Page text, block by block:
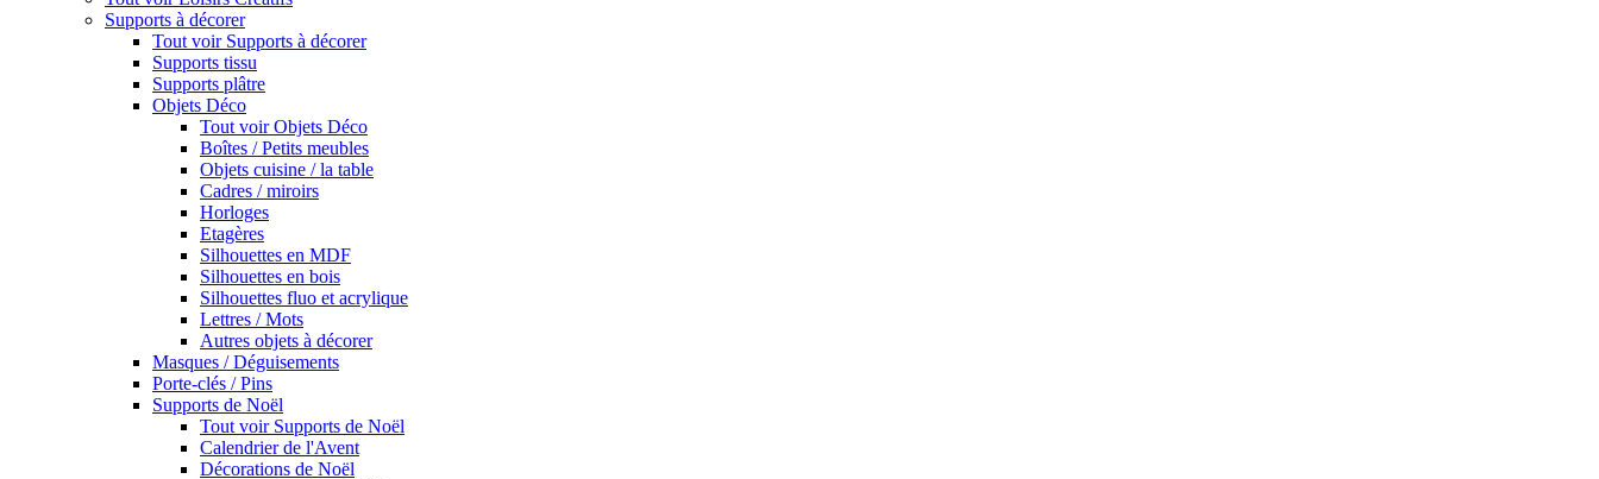
Supports à décorer
Tout voir Supports à décorer
Supports tissu
Supports plâtre
Objets Déco
Tout voir Objets Déco
Boîtes / Petits meubles
Objets cuisine / la table
Cadres / miroirs
Horloges
Etagères
Silhouettes en MDF
Silhouettes en bois
Silhouettes fluo et acrylique
Lettres / Mots
Autres objets à décorer
Masques / Déguisements
Porte-clés / Pins
Supports de Noël
Tout voir Supports de Noël
Calendrier de l'Avent
Décorations de Noël